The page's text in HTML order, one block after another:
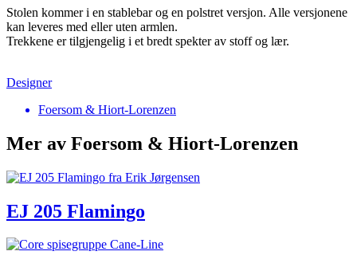
Stolen kommer i en stablebar og en polstret versjon. Alle versjonene
kan leveres med eller uten armlen.
Trekkene er tilgjengelig i et bredt spekter av stoff og lær.
Designer
Foersom & Hiort-Lorenzen
Mer av Foersom & Hiort-Lorenzen
EJ 205 Flamingo